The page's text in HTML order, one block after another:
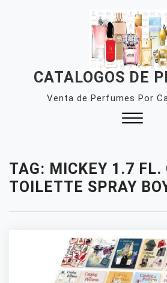
CATALOGOS DE
Venta de Perfumes Por
TAG: MICKEY 1.7 FL.
TOILETTE SPRAY